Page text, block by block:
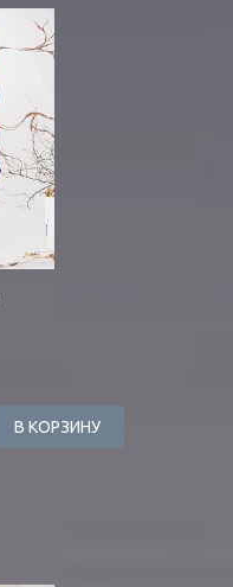
В КОРЗИНУ